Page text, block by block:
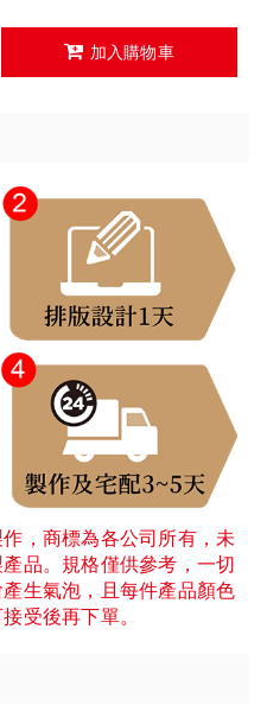
加入購物車
，商標為各公司所有，未
品。規格僅供參考，一切
生氣泡，且每件產品顏色
受後再下單。